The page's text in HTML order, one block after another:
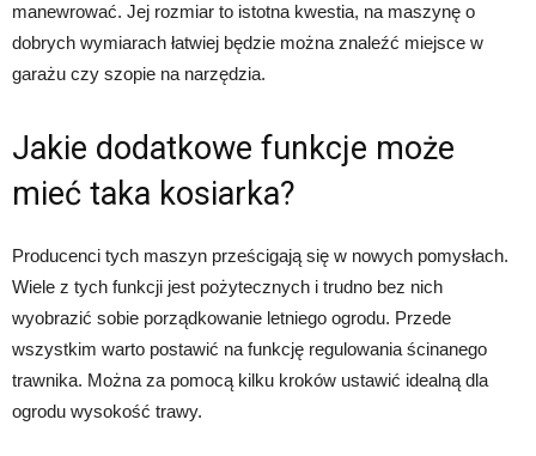
manewrować. Jej rozmiar to istotna kwestia, na maszynę o
dobrych wymiarach łatwiej będzie można znaleźć miejsce w
garażu czy szopie na narzędzia.
Jakie dodatkowe funkcje może
mieć taka kosiarka?
Producenci tych maszyn prześcigają się w nowych pomysłach.
Wiele z tych funkcji jest pożytecznych i trudno bez nich
wyobrazić sobie porządkowanie letniego ogrodu. Przede
wszystkim warto postawić na funkcję regulowania ścinanego
trawnika. Można za pomocą kilku kroków ustawić idealną dla
ogrodu wysokość trawy.